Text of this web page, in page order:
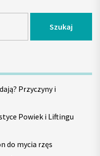
Przyczyny i
Powiek i Liftingu
do mycia rzęs